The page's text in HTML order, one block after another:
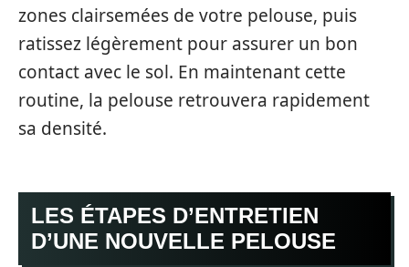
zones clairsemées de votre pelouse, puis
ratissez légèrement pour assurer un bon
contact avec le sol. En maintenant cette
routine, la pelouse retrouvera rapidement
sa densité.
LES ÉTAPES D’ENTRETIEN
D’UNE NOUVELLE PELOUSE